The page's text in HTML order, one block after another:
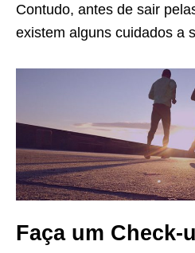
Contudo, antes de sair
existem alguns cuidados a
Faça um Check-